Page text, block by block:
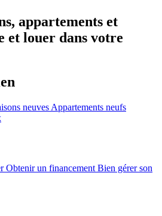
appartements et
et louer dans votre
neuves Appartements neufs
Obtenir un financementBien gérer son